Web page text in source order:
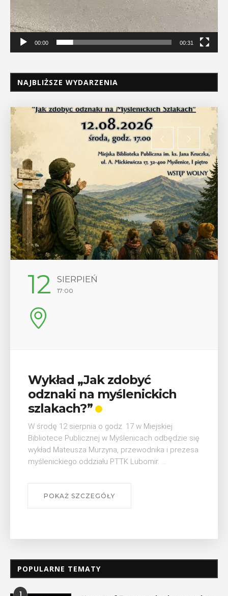
00:00 00:31
NAJBLIŻSZE WYDARZENIA
29
V Turniej Myślimira.
Mieszczanie i rzemieślnicy
W ostatni weekend wakacji, czyli 29-30 sierpnia
Myślenicach odbędzie się piąta edycja Turnieju
Myślimira. Wydarzenie organizowane przez
Muzeum Niepodległości w Myślenicach
się na ...
POKAŻ SZCZEGÓŁY
POPULARNE TEMATY
1